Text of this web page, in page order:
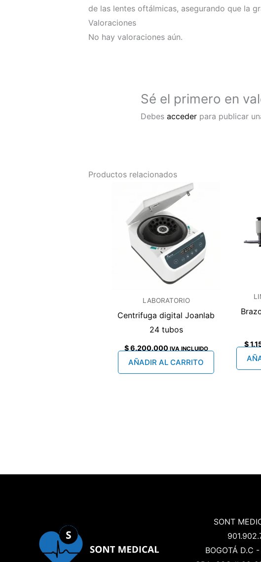
de las lentes oftálmicas, asegurando que la
Valoraciones
No hay valoraciones aún.
Sé el primero en
Debesacceder para publicar
Productos relacionados
LABORATORIO
Centrifuga digital Joanlab
24 tubos
$6.200.000 IVA INCLUIDO
AÑADIR AL CARRITO
$
SONT
BOGOTÁ D.C